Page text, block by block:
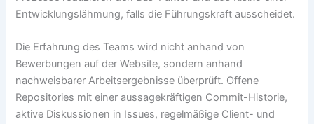
Entwicklungslähmung, falls die Führungskraft ausscheidet.
Die Erfahrung des Teams wird nicht anhand von
Bewerbungen auf der Website, sondern anhand
nachweisbarer Arbeitsergebnisse überprüft. Offene
Repositories mit einer aussagekräftigen Commit-Historie,
aktive Diskussionen in Issues, regelmäßige Client- und